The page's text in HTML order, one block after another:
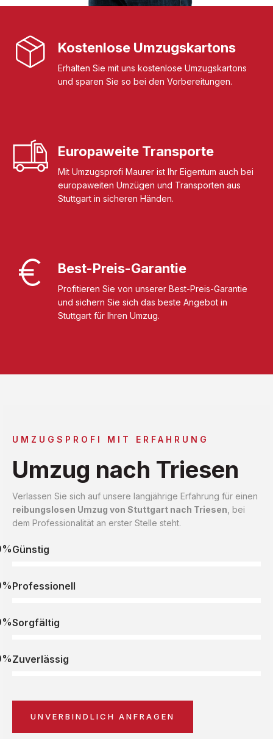
Kostenlose Umzugskartons
Erhalten Sie mit uns kostenlose Umzugskartons
und sparen Sie so bei den Vorbereitungen.
Europaweite Transporte
Mit Umzugsprofi Maurer ist Ihr Eigentum auch bei
europaweiten Umzügen und Transporten aus
Stuttgart in sicheren Händen.
Best-Preis-Garantie
Profitieren Sie von unserer Best-Preis-Garantie
und sichern Sie sich das beste Angebot in
Stuttgart für Ihren Umzug.
UMZUGSPROFI MIT ERFAHRUNG
Umzug nach Triesen
Verlassen Sie sich auf unsere langjährige Erfahrung für einen
reibungslosen Umzug von Stuttgart nach Triesen , bei
dem Professionalität an erster Stelle steht.
Günstig
Professionell
Sorgfältig
Zuverlässig
UNVERBINDLICH ANFRAGEN